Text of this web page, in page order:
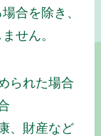
合を除き、
せん。
られた場合
、財産など